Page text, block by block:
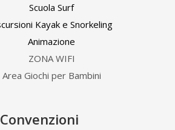
Scuola Surf
Kayak e Snorkeling
Animazione
ZONA WIFI
Area Giochi per Bambini
Convenzioni